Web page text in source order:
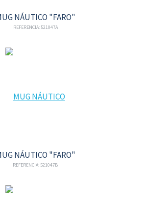
NÁUTICO "FARO"
REFERENCIA: 521047A
NÁUTICO "FARO"
REFERENCIA: 521047B